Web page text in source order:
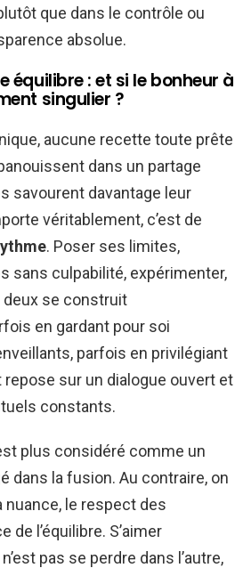
que dans le contrôle ou
absolue.
équilibre : et si le bonheur à
singulier ?
aucune recette toute prête
dans un partage
savourent davantage leur
véritablement, c’est de
. Poser ses limites,
sans culpabilité, expérimenter,
deux se construit
en gardant pour soi
parfois en privilégiant
repose sur un dialogue ouvert et
constants.
plus considéré comme un
dans la fusion. Au contraire, on
le respect des
l’équilibre. S’aimer
pas se perdre dans l’autre,